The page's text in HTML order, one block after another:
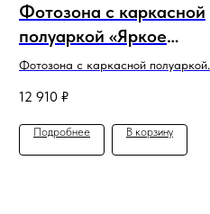
Фотозона с каркасной
полуаркой «Яркое
солнышко».
Фотозона с каркасной полуаркой.
12 910 ₽
Подробнее В корзину